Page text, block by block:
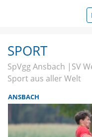
SPORT
SpVgg Ansbach SV
Sport aus aller Welt
ANSBACH